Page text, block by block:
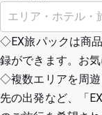
◇EX旅パックは商
録ができます。お
◇複数エリアを周遊
先の出発など、「